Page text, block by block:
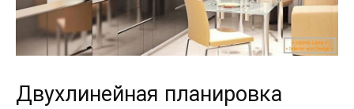
Двухлинейная планировка